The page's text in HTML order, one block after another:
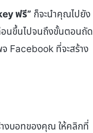
ฟรี” ก็จะนำคุณไปยัง
อนขึ้นไปจนถึงขั้นตอนถัด
Facebook ที่จะสร้าง
งบอทของคุณ ให้คลิกที่